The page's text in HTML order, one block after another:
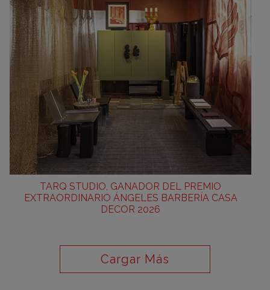
TARQ STUDIO, GANADOR DEL PREMIO
EXTRAORDINARIO ÁNGELES BARBERÍA CASA
DECOR 2026
Cargar Más